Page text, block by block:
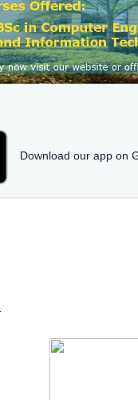
Download our app on